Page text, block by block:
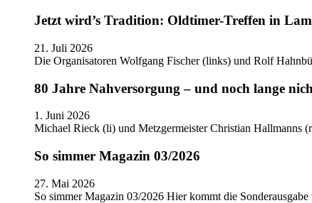
Jetzt wird’s Tradition: Oldtimer-Treffen in
21. Juli 2026
Die Organisatoren Wolfgang Fischer (links) und Rolf
80 Jahre Nahversorgung – und noch lange
1. Juni 2026
Michael Rieck (li) und Metzgermeister Christian Hallmanns
So simmer Magazin 03/2026
27. Mai 2026
So simmer Magazin 03/2026 Hier kommt die